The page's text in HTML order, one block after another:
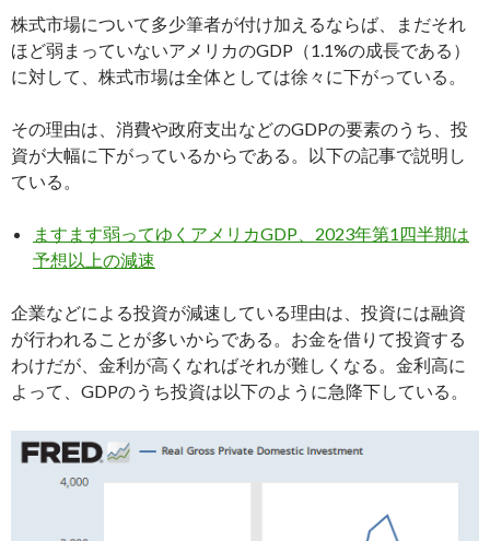
株式市場について多少筆者が付け加えるならば、まだそれ
ほど弱まっていないアメリカのGDP（1.1%の成長である）
に対して、株式市場は全体としては徐々に下がっている。
その理由は、消費や政府支出などのGDPの要素のうち、投
資が大幅に下がっているからである。以下の記事で説明し
ている。
ますます弱ってゆくアメリカGDP、2023年第1四半期は
予想以上の減速
企業などによる投資が減速している理由は、投資には融資
が行われることが多いからである。お金を借りて投資する
わけだが、金利が高くなればそれが難しくなる。金利高に
よって、GDPのうち投資は以下のように急降下している。